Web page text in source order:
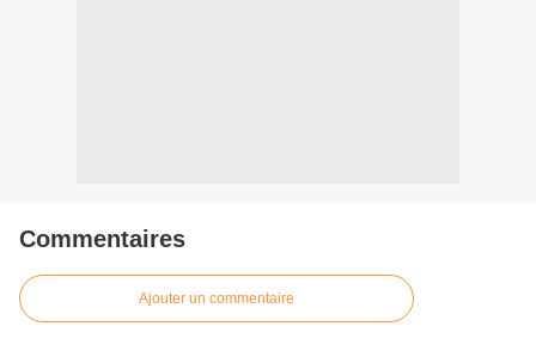
Commentaires
Ajouter un commentaire